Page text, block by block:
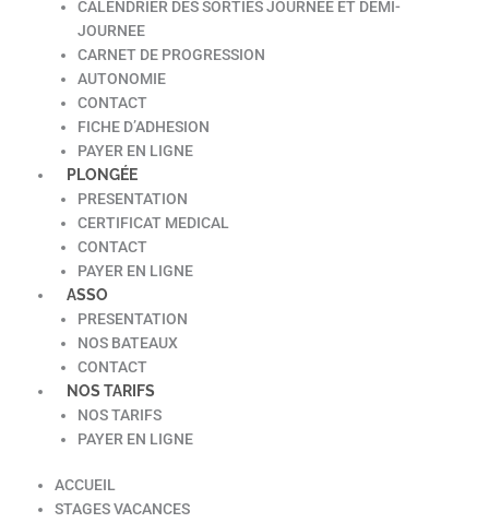
CALENDRIER DES SORTIES JOURNEE ET DEMI-
JOURNEE
CARNET DE PROGRESSION
AUTONOMIE
CONTACT
FICHE D’ADHESION
PAYER EN LIGNE
PLONGÉE
PRESENTATION
CERTIFICAT MEDICAL
CONTACT
PAYER EN LIGNE
ASSO
PRESENTATION
NOS BATEAUX
CONTACT
NOS TARIFS
NOS TARIFS
PAYER EN LIGNE
ACCUEIL
STAGES VACANCES